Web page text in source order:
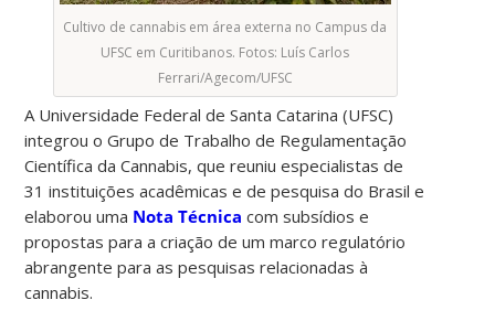
Cultivo de cannabis em área externa no Campus da
UFSC em Curitibanos. Fotos: Luís Carlos
Ferrari/Agecom/UFSC
A Universidade Federal de Santa Catarina (UFSC)
integrou o Grupo de Trabalho de Regulamentação
Científica da Cannabis, que reuniu especialistas de
31 instituições acadêmicas e de pesquisa do Brasil e
elaborou uma Nota Técnica com subsídios e
propostas para a criação de um marco regulatório
abrangente para as pesquisas relacionadas à
cannabis.